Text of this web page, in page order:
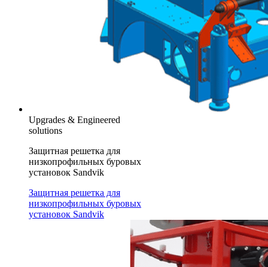
Upgrades & Engineered
solutions
Защитная решетка для
низкопрофильных буровых
установок Sandvik
Защитная решетка для
низкопрофильных буровых
установок Sandvik